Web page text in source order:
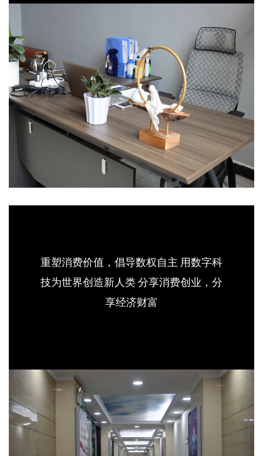
重塑消费价值，倡导数权自主 用数字科
技为世界创造新人类 分享消费创业，分
享经济财富